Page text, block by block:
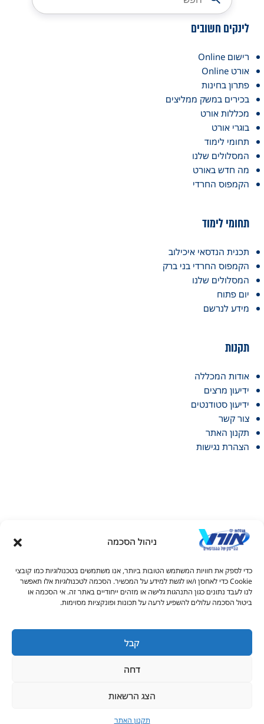
ניהול הסכמה
כדי לספק את חוויות המשתמש הטובות ביותר, אנו משתמשים בטכנולוגיות כמו קובצי
Cookie כדי לאחסן ו/או לגשת למידע על המכשיר. הסכמה לטכנולוגיות אלו תאפשר
לנו לעבד נתונים כגון התנהגות גלישה או מזהים ייחודיים באתר זה. אי הסכמה או
ביטול הסכמה עלולים להשפיע לרעה על תכונות ופונקציות מסוימות.
קבל
דחה
הצג הרשאות
תקנון האתר
לינקים חשובים
רישום Online
אורט Online
פתרון בחינות
בכירים במשק ממליצים
מכללות אורט
בוגרי אורט
תחומי לימוד
המסלולים שלנו
מה חדש באורט
הקמפוס החרדי
תחומי לימוד
תכנית הנדסאי איכילוב
הקמפוס החרדי בני ברק
המסלולים שלנו
יום פתוח
מידע לנרשם
תקנות
אודות המכללה
ידיעון מרצים
ידיעון סטודנטים
צור קשר
תקנון האתר
הצהרת נגישות
© כל הזכויות שמורות למכללות אורט 2026
s_info@ort.org.il
1-700-50-90-20
מתעניינים בלימודים
טקסט
טקסט